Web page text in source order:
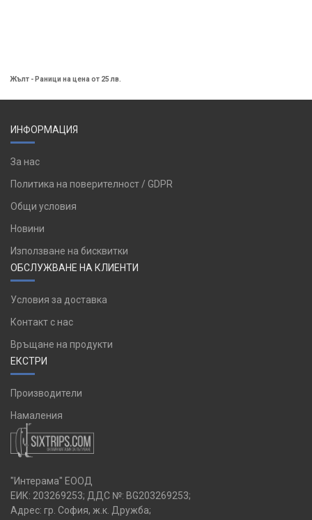
Жълт - Раници на цена от 25 лв.
ИНФОРМАЦИЯ
За нас
Политика на поверителност / GDPR
Общи условия
Новини
Използване на бисквитки
ОБСЛУЖВАНЕ НА КЛИЕНТИ
Условия за доставка
Контакт с нас
Връщане на продукти
ЕКСТРИ
Производители
Намаления
"Интерама" ЕООД
ЕИК: 203269253; ДДС №: BG203269253;
Адрес: гр. София, ж.к. Дружба;